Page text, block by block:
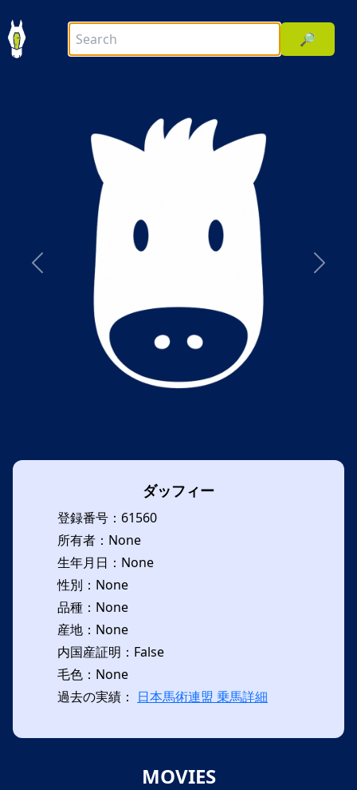
🔎
前へ 次へ
ダッフィー
登録番号：61560
所有者：None
生年月日：None
性別：None
品種：None
産地：None
内国産証明：False
毛色：None
過去の実績： 日本馬術連盟 乗馬詳細
MOVIES